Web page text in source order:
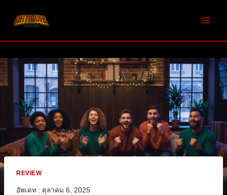
REVIEW
อัพเดท : ตุลาคม 6, 2025